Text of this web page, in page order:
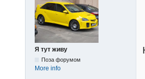
Я тут живу
Поза форумом
More info